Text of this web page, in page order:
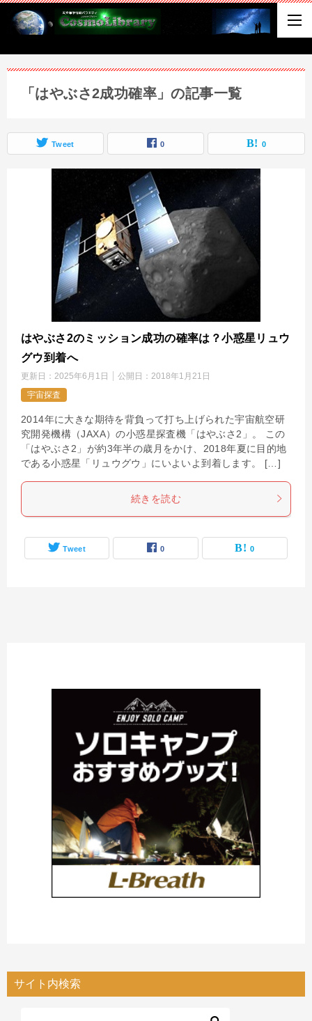
「はやぶさ2成功確率」の記事一覧
Tweet 0 0
はやぶさ2のミッション成功の確率は？小惑星リュウ
グウ到着へ
更新日： 2025年6月1日 公開日： 2018年1月21日
宇宙探査
2014年に大きな期待を背負って打ち上げられた宇宙航空研
究開発機構（JAXA）の小惑星探査機「はやぶさ2」。 この
「はやぶさ2」が約3年半の歳月をかけ、2018年夏に目的地
である小惑星「リュウグウ」にいよいよ到着します。 […]
続きを読む
Tweet 0 0
サイト内検索